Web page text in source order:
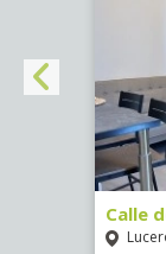
Calle